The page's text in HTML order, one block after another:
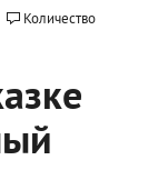
Количество